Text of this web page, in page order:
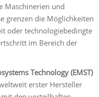
Maschinerien und
grenzen die Möglichkeiten
oder technologiebedingte
im Bereich der
Technology (EMST)
erster Hersteller